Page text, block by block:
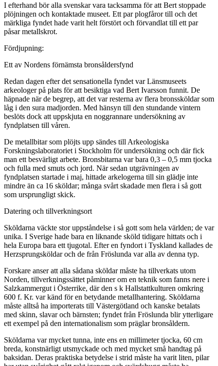
I efterhand bör alla svenskar vara tacksamma för att Bert stoppade
plöjningen och kontaktade museet. Ett par plogfåror till och det
märkliga fyndet hade varit helt förstört och förvandlat till ett par
påsar metallskrot.
Fördjupning:
Ett av Nordens förnämsta bronsåldersfynd
Redan dagen efter det sensationella fyndet var Länsmuseets
arkeologer på plats för att besiktiga vad Bert Ivarsson funnit. De
häpnade när de begrep, att det var resterna av flera bronssköldar som
låg i den sura madjorden. Med hänsyn till den stundande vintern
beslöts dock att uppskjuta en noggrannare undersökning av
fyndplatsen till våren.
De metallbitar som plöjts upp sändes till Arkeologiska
Forskningslaboratoriet i Stockholm för undersökning och där fick
man ett besvärligt arbete. Bronsbitarna var bara 0,3 – 0,5 mm tjocka
och fulla med smuts och jord. När sedan utgrävningen av
fyndplatsen startade i maj, hittade arkelogerna till sin glädje inte
mindre än ca 16 sköldar; många svårt skadade men flera i så gott
som ursprungligt skick.
Datering och tillverkningsort
Sköldarna väckte stor uppståndelse i så gott som hela världen; de var
unika. I Sverige hade bara en liknande sköld tidigare hittats och i
hela Europa bara ett tjugotal. Efter en fyndort i Tyskland kallades de
Herzsprungsköldar och de från Fröslunda var alla av denna typ.
Forskare anser att alla sådana sköldar måste ha tillverkats utom
Norden, tillverkningssättet påminner om en teknik som fanns nere i
Salzkammergut i Österrike, där den s k Hallstattkulturen omkring
600 f. Kr. var känd för en betydande metallhantering. Sköldarna
måste alltså ha importerats till Västergötland och kanske betalats
med skinn, slavar och bärnsten; fyndet från Fröslunda blir ytterligare
ett exempel på den internationalism som präglar bronsåldern.
Sköldarna var mycket tunna, inte ens en millimeter tjocka, 60 cm
breda, konstnärligt utsmyckade och med mycket små handtag på
baksidan. Deras praktiska betydelse i strid måste ha varit liten, pilar